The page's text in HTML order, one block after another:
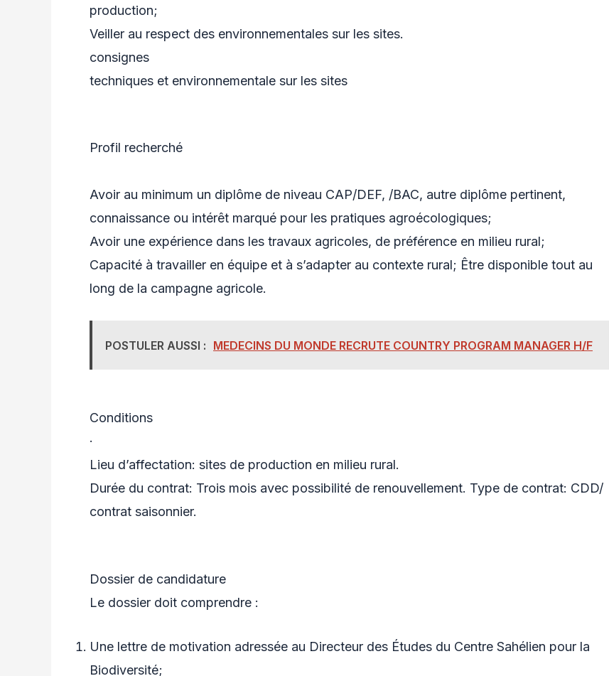
production;
Veiller au respect des environnementales sur les sites.
consignes
techniques et environnementale sur les sites
Profil recherché
Avoir au minimum un diplôme de niveau CAP/DEF, /BAC, autre diplôme pertinent,
connaissance ou intérêt marqué pour les pratiques agroécologiques;
Avoir une expérience dans les travaux agricoles, de préférence en milieu rural;
Capacité à travailler en équipe et à s’adapter au contexte rural; Être disponible tout au
long de la campagne agricole.
POSTULER AUSSI : MEDECINS DU MONDE RECRUTE COUNTRY PROGRAM MANAGER H/F
Conditions
·
Lieu d’affectation: sites de production en milieu rural.
Durée du contrat: Trois mois avec possibilité de renouvellement. Type de contrat: CDD/
contrat saisonnier.
Dossier de candidature
Le dossier doit comprendre :
Une lettre de motivation adressée au Directeur des Études du Centre Sahélien pour la
Biodiversité;